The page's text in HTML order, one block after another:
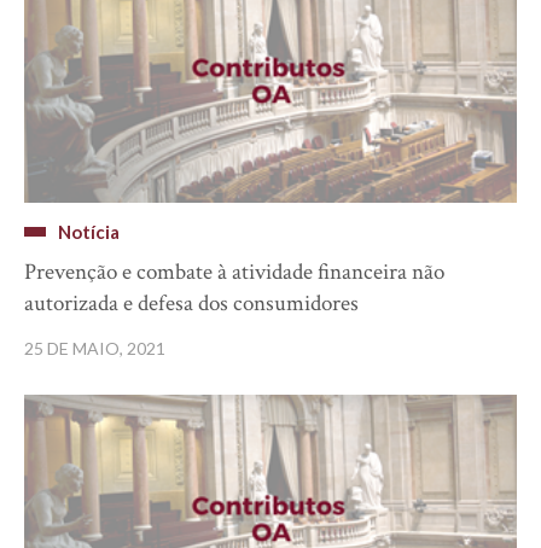
Notícia
Prevenção e combate à atividade financeira não
autorizada e defesa dos consumidores
25 DE MAIO, 2021